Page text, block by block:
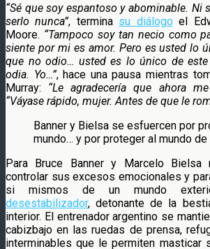
“Sé que soy espantoso y abominable. Ni
serlo nunca”, termina su diálogo el
Moore. “Tampoco soy tan necio como
siente por mi es amor. Pero es usted lo
que no odio… usted es lo único de
odia. Yo…”, hace una pausa mientras
Murray: “Le agradecería que ahora
“Váyase rápido, mujer. Antes de que le
Banner y Bielsa se esfuercen por
mundo… y por proteger al mundo
Para Bruce Banner y Marcelo Bielsa
controlar sus excesos emocionales y
si mismos de un mundo
desestabilizador, detonante de la
interior. El entrenador argentino se
cabizbajo en las ruedas de prensa,
interminables que le permiten masticar